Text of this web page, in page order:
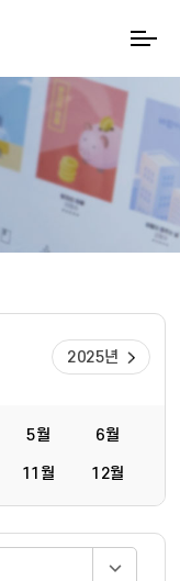
2025년
5월 6월
11월 12월